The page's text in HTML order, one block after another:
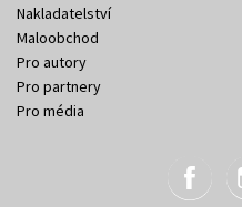
Nakladatelství
Maloobchod
Pro autory
Pro partnery
Pro média